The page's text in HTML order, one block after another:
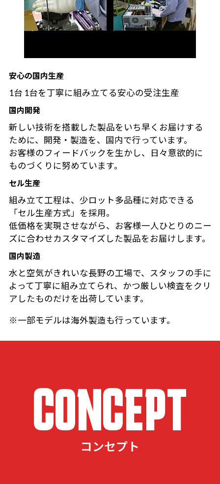
安心の国内生産
1台 1台を丁寧に組み立てる安心の受注生産
国内開発
新しい技術を搭載した製品をいち早くお届けする
ために、開発・製造を、国内で行っています。
お客様のフィードバックを生かし、日々意欲的に
ものづくりに努めています。
セル生産
組み立て工程は、少ロット多品種に対応できる
「セル生産方式」を採用。
低価格を実現させながら、お客様一人ひとりのニー
ズに合わせカスタマイズした製品をお届けします。
国内製造
水と空気がきれいな長野の工場で、スタッフの手に
よって丁寧に組み立てられ、かつ厳しい検査をクリ
アしたものだけを出荷しています。
※一部モデルは海外製造も行っています。
CONCEPT
コンセプト